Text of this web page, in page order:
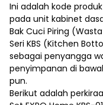
Ini adalah kode
pada unit kabinet
Bak Cuci Piring
Seri KBS (Kitchen
sebagai penyangga
penyimpanan di
pun.
Berikut adalah